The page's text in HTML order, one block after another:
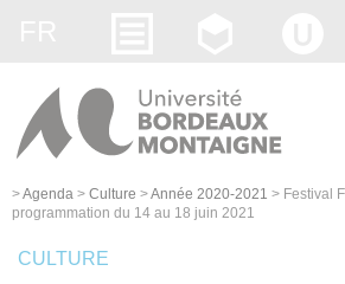
>Agenda > Culture >Année 2020-2021 > Festival
programmation du 14 au 18 juin 2021
CULTURE